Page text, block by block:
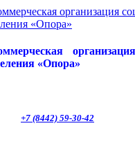
«Опора»
+7 (8442) 59-30-42